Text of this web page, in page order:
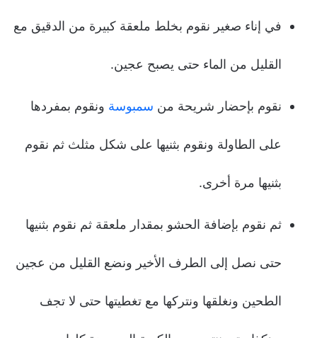
في إناء صغير نقوم بخلط ملعقة كبيرة من الدقيق مع
القليل من الماء حتى يصبح عجين.
نقوم بإحضار شريحة من سمبوسة ونقوم بمفردها
على الطاولة ونقوم بثنيها على شكل مثلث ثم نقوم
بثنيها مرة أخرى.
ثم نقوم بإضافة الحشو بمقدار ملعقة ثم نقوم بثنيها
حتى نصل إلى الطرف الأخير ونضع القليل من عجين
الطحين ونغلقها ونتركها مع تغطيتها حتى لا تجف